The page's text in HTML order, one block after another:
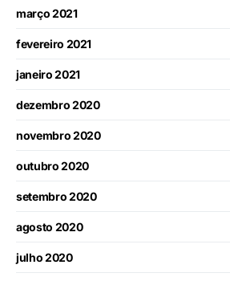
março 2021
fevereiro 2021
janeiro 2021
dezembro 2020
novembro 2020
outubro 2020
setembro 2020
agosto 2020
julho 2020